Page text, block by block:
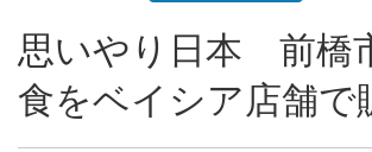
思いやり日本 前橋
食をベイシア店舗で